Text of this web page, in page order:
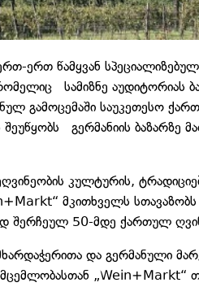
ერთ წამყვან სპეციალიზებულ
სამიზნე აუდიტორიას
გამოცემაში საუკეთესო
გერმანიის ბაზარზე
კულტურის,
მკითხველს სთავაზობს
შერჩეულ 50-მდე ქართულ
და გერმანული